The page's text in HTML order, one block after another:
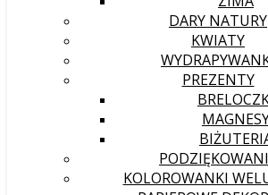
DARY NATURY
KWIATY
PREZENTY
KOLOROWANKI